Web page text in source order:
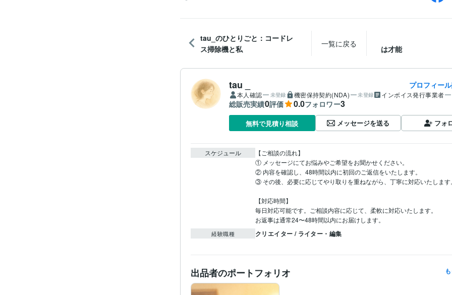
tau_のひとりごと：コードレ
ス掃除機と私
一覧に戻る
は才能
tau _ プロフィー
本人確認 未登録 機密保持契約(NDA) 未登録 インボイス発行事業者
総販売実績0評価 0.0フォロワー3
無料で見積り相談 メッセージを送る フォ
スケジュール
【ご相談の流れ】
① メッセージにてお悩みやご希望をお聞かせください。
② 内容を確認し、48時間以内に初回のご返信をいたします。
③ その後、必要に応じてやり取りを重ねながら、丁寧に対応いたします
【対応時間】
毎日対応可能です。ご相談内容に応じて、柔軟に対応いたします。
お返事は通常24〜48時間以内にお届けします。
経験職種 クリエイター / ライター・編集
出品者のポートフォリオ